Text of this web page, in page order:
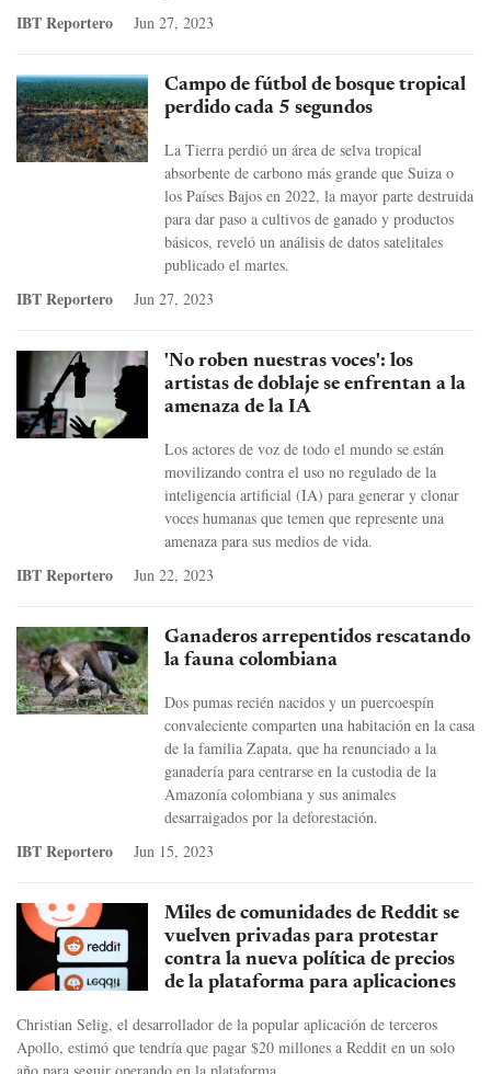
IBT Reportero Jun 27, 2023
Campo de fútbol de bosque tropical
perdido cada 5 segundos
La Tierra perdió un área de selva tropical
absorbente de carbono más grande que Suiza o
los Países Bajos en 2022, la mayor parte destruida
para dar paso a cultivos de ganado y productos
básicos, reveló un análisis de datos satelitales
publicado el martes.
IBT Reportero Jun 27, 2023
'No roben nuestras voces': los
artistas de doblaje se enfrentan a la
amenaza de la IA
Los actores de voz de todo el mundo se están
movilizando contra el uso no regulado de la
inteligencia artificial (IA) para generar y clonar
voces humanas que temen que represente una
amenaza para sus medios de vida.
IBT Reportero Jun 22, 2023
Ganaderos arrepentidos rescatando
la fauna colombiana
Dos pumas recién nacidos y un puercoespín
convaleciente comparten una habitación en la casa
de la familia Zapata, que ha renunciado a la
ganadería para centrarse en la custodia de la
Amazonía colombiana y sus animales
desarraigados por la deforestación.
IBT Reportero Jun 15, 2023
Miles de comunidades de Reddit se
vuelven privadas para protestar
contra la nueva política de precios
de la plataforma para aplicaciones
Christian Selig, el desarrollador de la popular aplicación de terceros
Apollo, estimó que tendría que pagar $20 millones a Reddit en un solo